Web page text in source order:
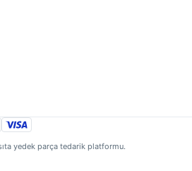
yedek parça tedarik platformu.